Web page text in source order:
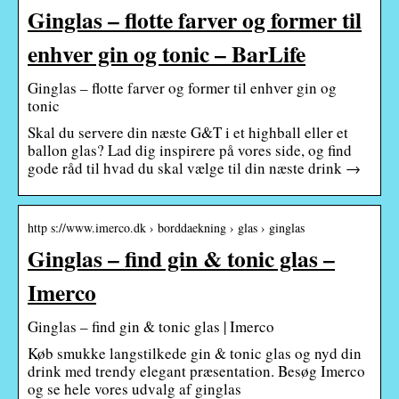
Ginglas – flotte farver og former til
enhver gin og tonic – BarLife
Ginglas – flotte farver og former til enhver gin og
tonic
Skal du servere din næste G&T i et highball eller et
ballon glas? Lad dig inspirere på vores side, og find
gode råd til hvad du skal vælge til din næste drink →
http s://www.imerco.dk › borddaekning › glas › ginglas
Ginglas – find gin & tonic glas –
Imerco
Ginglas – find gin & tonic glas | Imerco
Køb smukke langstilkede gin & tonic glas og nyd din
drink med trendy elegant præsentation. Besøg Imerco
og se hele vores udvalg af ginglas